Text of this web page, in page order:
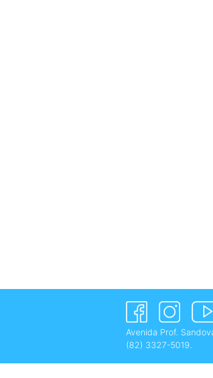
Avenida Prof.
(82) 3327-5019.